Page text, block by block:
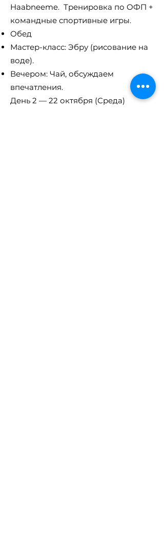
Haabneeme. Тренировка по ОФП +
командные спортивные игры.
Обед
Мастер-класс: Эбру (рисование на
воде).
Вечером: Чай, обсуждаем
впечатления.
День 2 — 22 октября (Среда)